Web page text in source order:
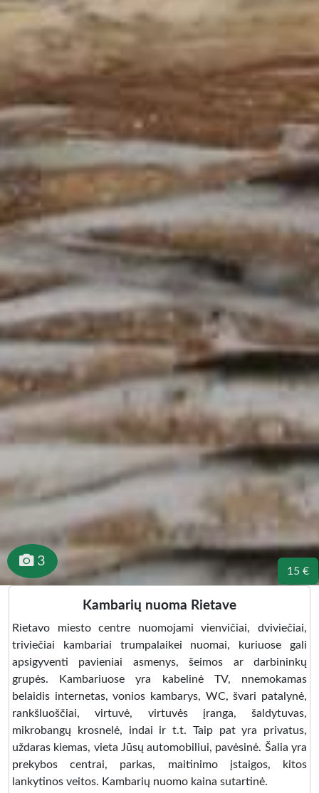
15 €
3
Kambarių nuoma Rietave
Rietavo miesto centre nuomojami vienvičiai, dviviečiai,
triviečiai kambariai trumpalaikei nuomai, kuriuose gali
apsigyventi pavieniai asmenys, šeimos ar darbininkų
grupės. Kambariuose yra kabelinė TV, nnemokamas
belaidis internetas, vonios kambarys, WC, švari patalynė,
rankšluoščiai, virtuvė, virtuvės įranga, šaldytuvas,
mikrobangų krosnelė, indai ir t.t. Taip pat yra privatus,
uždaras kiemas, vieta Jūsų automobiliui, pavėsinė. Šalia yra
prekybos centrai, parkas, maitinimo įstaigos, kitos
lankytinos veitos. Kambarių nuomo kaina sutartinė.